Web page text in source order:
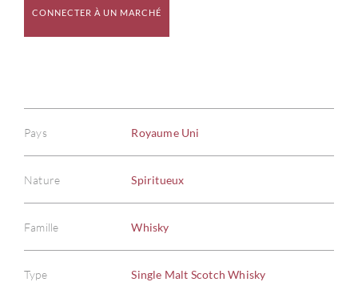
CONNECTER À UN MARCHÉ
Pays Royaume Uni
Nature Spiritueux
Famille Whisky
Type Single Malt Scotch Whisky